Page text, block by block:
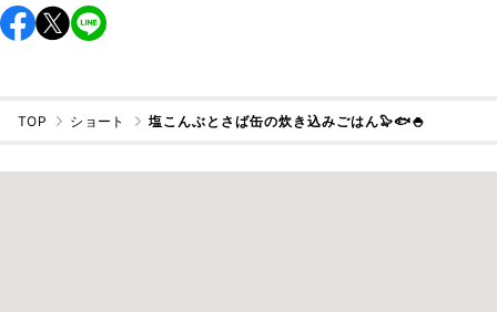
TOP ショート 塩こんぶとさば缶の炊き込みごはん🦭🐟🍚